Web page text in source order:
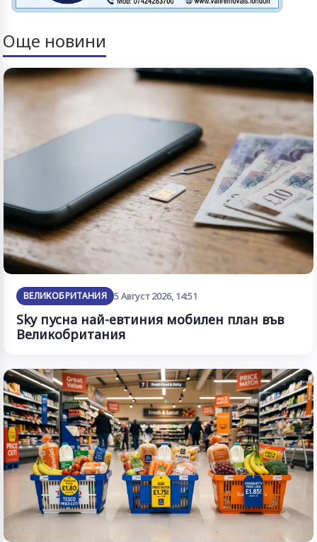
Още новини
ВЕЛИКОБРИТАНИЯ 5 Август 2026, 14:51
Sky пусна най-евтиния мобилен план във
Великобритания